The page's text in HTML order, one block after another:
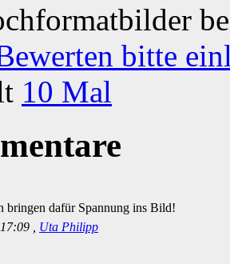
bitte
10 Mal
bringen dafür Spannung ins Bild!
, Uta Philipp